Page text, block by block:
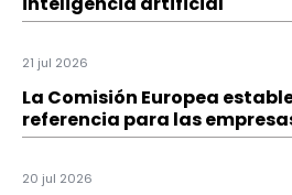
21 jul 2026
La Comisión Europea
referencia para las
20 jul 2026